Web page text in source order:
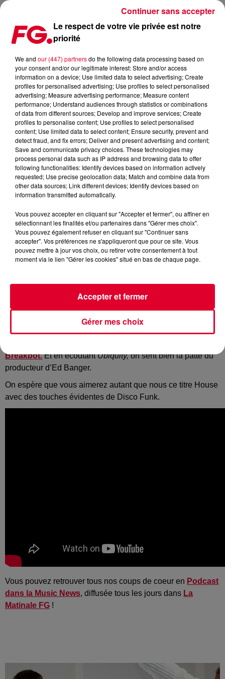
COUP DE COEUR FG : UBIQUITY D’ALI LOVE & NICKY NIGHT
Publié : 15 février 2021 à 6h14 par Antony Harari
Crédit :
Comme chaque matin, on vous propose notre son du jour !
Et pour démarrer notre semaine, nous avons sélectionné un
Nicky Night Timequi a démarré la
l'Angleterre pour collaborer avec le producteur
Breakbot.Et en écoutantUbiquity,on sent bien la patte du
producteur d’Ed Banger.
On espère que vous aimerez autant que nous ce titre House
avec des touches évidentes de Disco Funk.
Vous pouvez retrouver tous nos coups de coeur en Podcast
dans la Music News, diffusée tous les jours dans La
Matinale FG !
Le respect de votre vie privée est notre
priorité
We and our (447) partnersdo the following data processing based on
your consent and/or our legitimate interest: Store and/or access
information on a device; Use limited data to select advertising; Create
profiles for personalised advertising; Use profiles to select personalised
advertising; Measure advertising performance; Measure content
performance; Understand audiences through statistics or combinations
of data from different sources; Develop and improve services; Create
profiles to personalise content; Use profiles to select personalised
content; Use limited data to select content; Ensure security, prevent and
detect fraud, and fix errors; Deliver and present advertising and content;
Save and communicate privacy choices. These technologies may
process personal data such as IP address and browsing data to offer
following functionalities: Identify devices based on information actively
requested; Use precise geolocation data; Match and combine data from
other data sources; Link different devices; Identify devices based on
information transmitted automatically.
Vous pouvez accepter en cliquant sur "Accepter et fermer", ou affiner en
sélectionnant les finalités et/ou partenaires dans "Gérer mes choix".
Vous pouvez également refuser en cliquant sur "Continuer sans
accepter". Vos préférences ne s'appliqueront que pour ce site. Vous
pouvez mettre à jour vos choix, ou retirer votre consentement à tout
moment via le lien "Gérer les cookies" situé en bas de chaque page.
Gérer mes choix
Accepter et fermer
Continuer sans accepter